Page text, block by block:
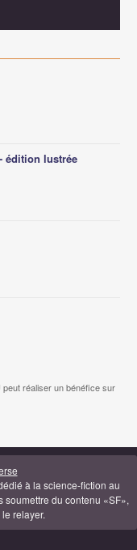
édition lustrée
réaliser un bénéfice sur
à la science-fiction au
soumettre du contenu «SF»,
relayer.